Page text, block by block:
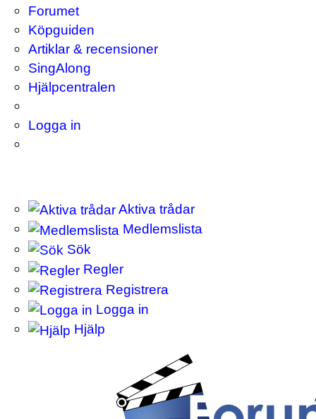
Forumet
Köpguiden
Artiklar & recensioner
SingAlong
Hjälpcentralen
Logga in
Aktiva trådar
Medlemslista
Sök
Regler
Registrera
Logga in
Hjälp